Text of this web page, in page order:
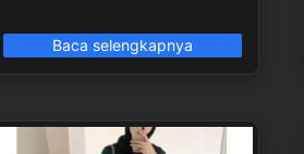
Baca selengkapnya